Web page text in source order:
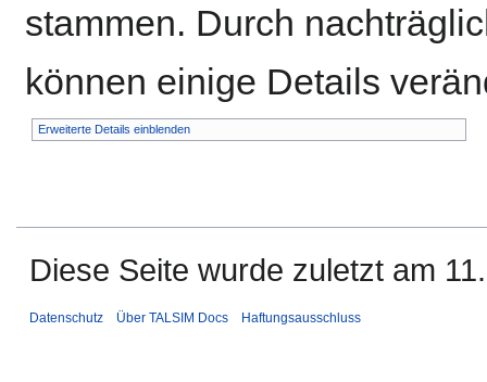
stammen. Durch
können einige Details
Erweiterte Details einblenden
Diese Seite wurde zuletzt am
Datenschutz Über TALSIM Docs Haftungsausschluss